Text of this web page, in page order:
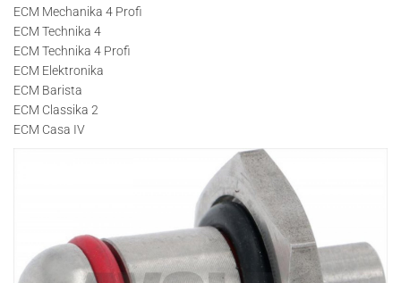
ECM Mechanika 4 Profi
ECM Technika 4
ECM Technika 4 Profi
ECM Elektronika
ECM Barista
ECM Classika 2
ECM Casa IV